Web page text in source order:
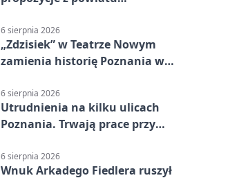
6 sierpnia 2026
„Zdzisiek” w Teatrze Nowym
zamienia historię Poznania w
6 sierpnia 2026
Utrudnienia na kilku ulicach
Poznania. Trwają prace przy
6 sierpnia 2026
Wnuk Arkadego Fiedlera ruszył